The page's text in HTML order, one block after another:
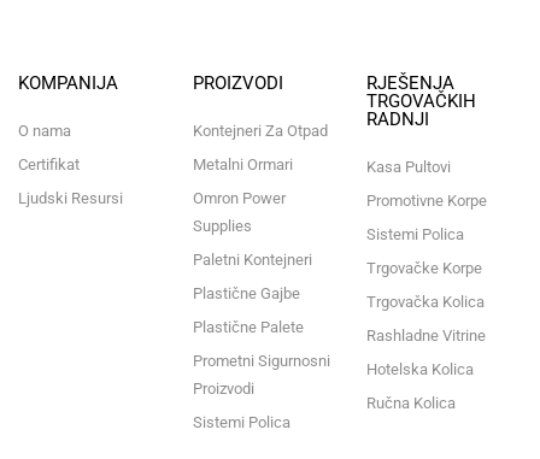
KOMPANIJA
O nama
Certifikat
Ljudski Resursi
PROIZVODI
Kontejneri Za Otpad
Metalni Ormari
Omron Power
Supplies
Paletni Kontejneri
Plastične Gajbe
Plastične Palete
Prometni Sigurnosni
Proizvodi
Sistemi Polica
RJEŠENJA
TRGOVAČKIH
RADNJI
Kasa Pultovi
Promotivne Korpe
Sistemi Polica
Trgovačke Korpe
Trgovačka Kolica
Rashladne Vitrine
Hotelska Kolica
Ručna Kolica